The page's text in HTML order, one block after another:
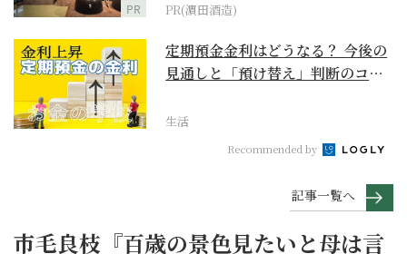
PR PR(濵田酒造)
定期預金金利はどうなる？ 今後の
見通しと「預け替え」判断のコツ
生活
Recommended by
記事一覧へ
市毛良枝『百歳の景色見たいと母は言